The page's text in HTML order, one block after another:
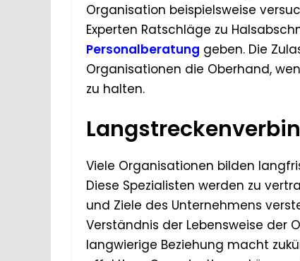
Organisation beispielsweise
Experten Ratschläge zu
Personalberatung geben. Die
Organisationen die Oberhand,
zu halten.
Viele Organisationen bilden
Diese Spezialisten werden zu
und Ziele des Unternehmens
Verständnis der Lebensweise der
langwierige Beziehung macht